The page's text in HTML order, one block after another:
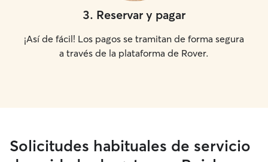
3. Reservar y pagar
¡Así de fácil! Los pagos se tramitan de forma segura
a través de la plataforma de Rover.
Solicitudes habituales de servicio